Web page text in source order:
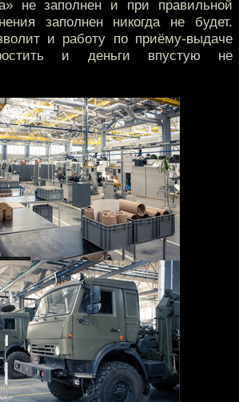
не заполнен и при правильной
заполнен никогда не будет.
и работу по приёму-выдаче
и деньги впустую не